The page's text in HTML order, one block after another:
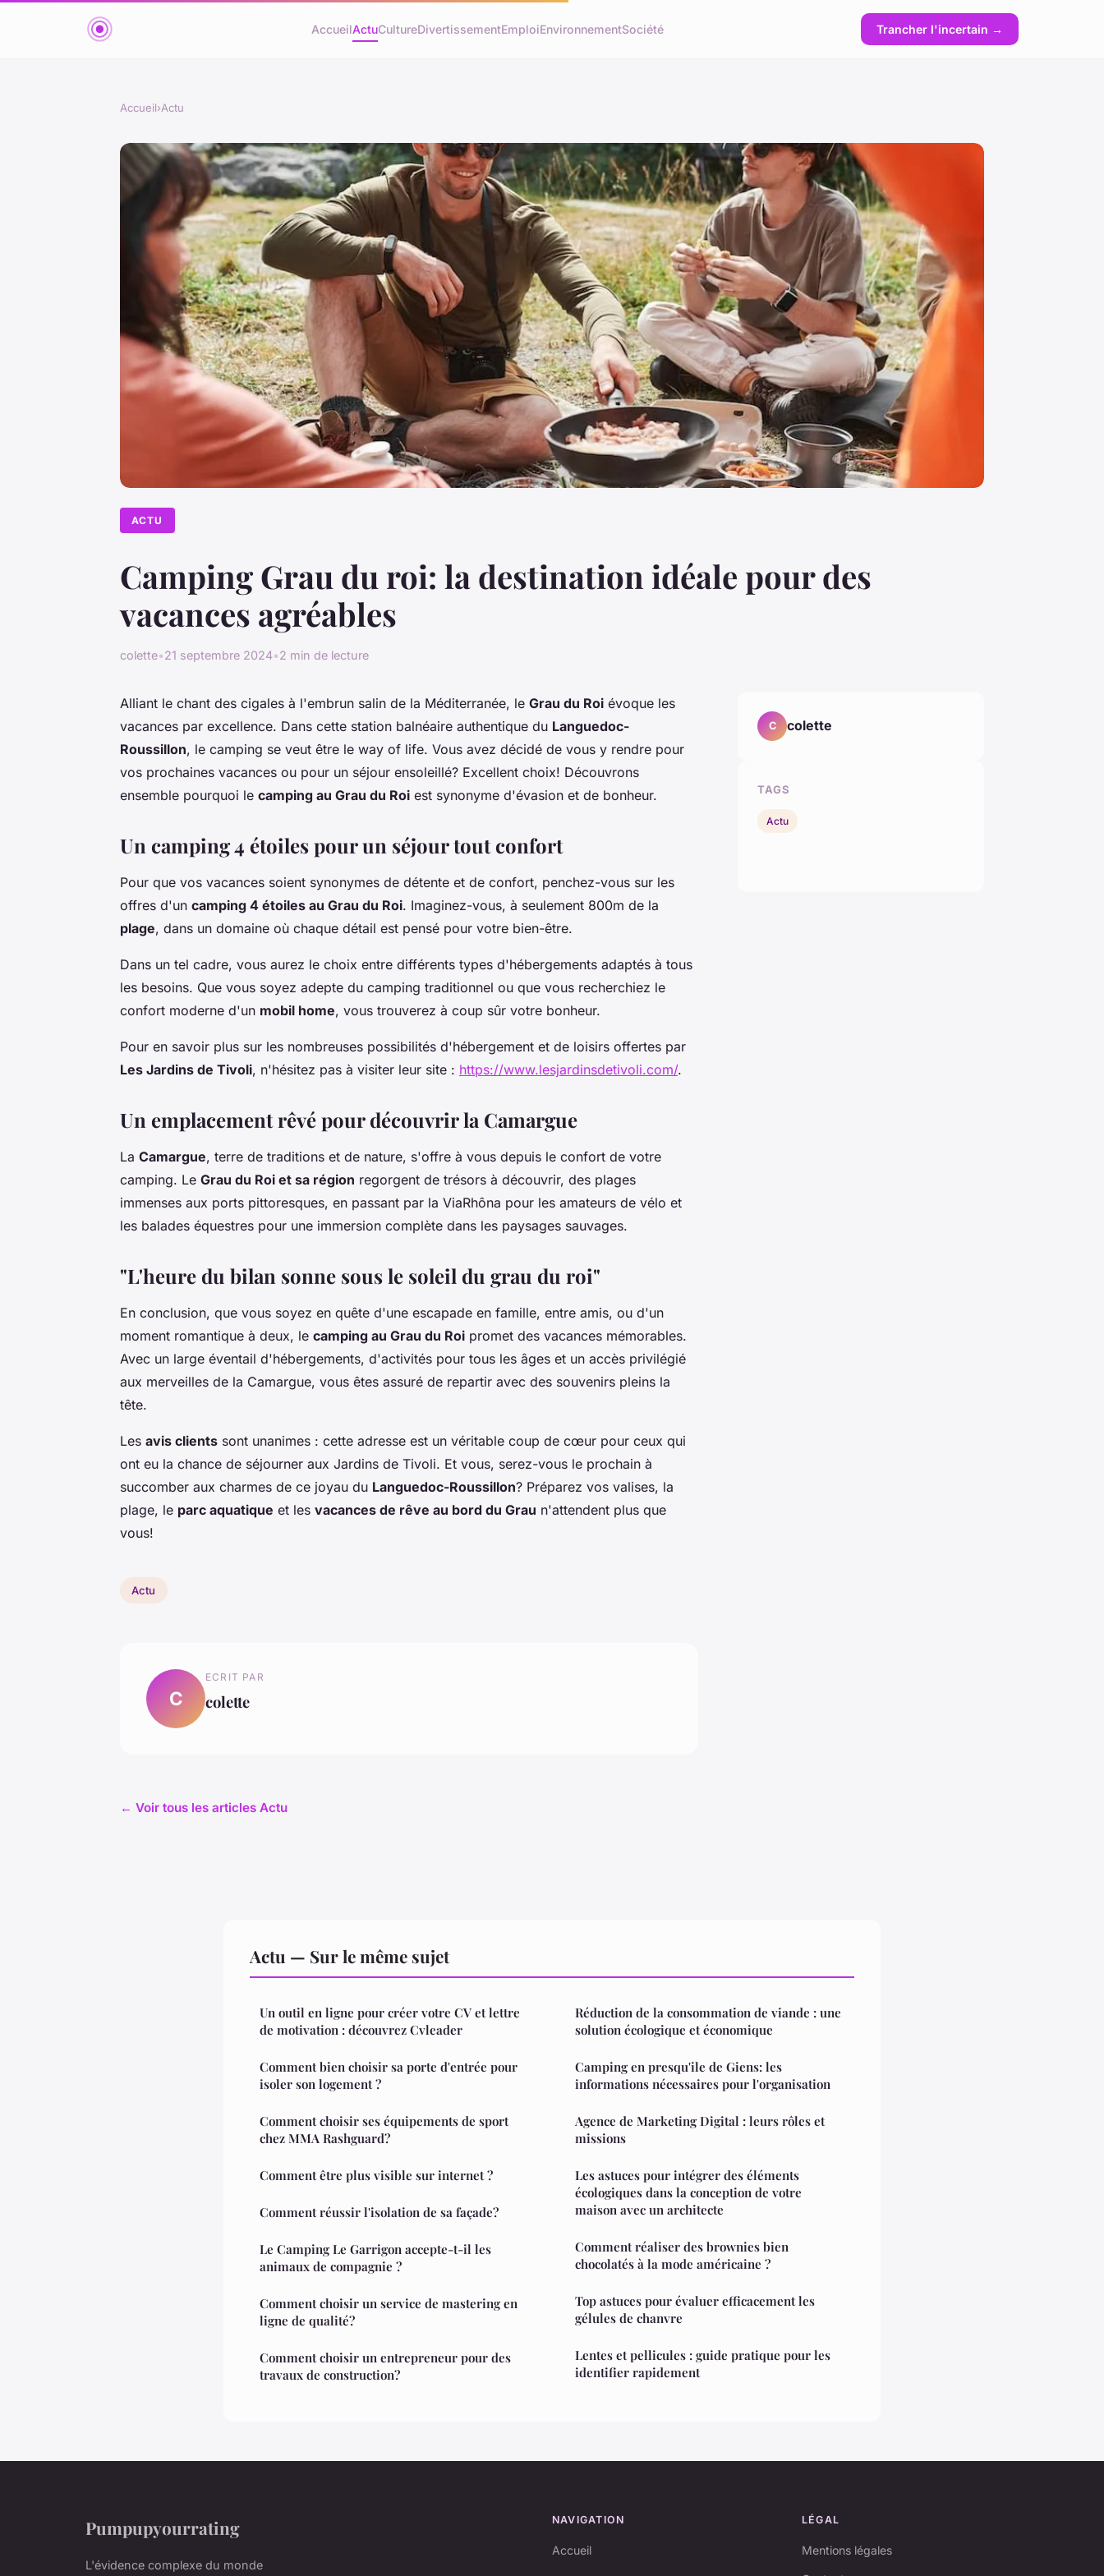
AccueilActuCultureDivertissementEmploiEnvironnementSociété Trancher l'incertain →
Accueil›Actu
ACTU
Camping Grau du roi: la destination idéale pour des
vacances agréables
colette•21 septembre 2024•2 min de lecture
Alliant le chant des cigales à l'embrun salin de la Méditerranée, le Grau du Roi évoque les
vacances par excellence. Dans cette station balnéaire authentique du Languedoc-
Roussillon, le camping se veut être le way of life. Vous avez décidé de vous y rendre pour
vos prochaines vacances ou pour un séjour ensoleillé? Excellent choix! Découvrons
ensemble pourquoi le camping au Grau du Roi est synonyme d'évasion et de bonheur.
Un camping 4 étoiles pour un séjour tout confort
Pour que vos vacances soient synonymes de détente et de confort, penchez-vous sur les
offres d'un camping 4 étoiles au Grau du Roi. Imaginez-vous, à seulement 800m de la
plage, dans un domaine où chaque détail est pensé pour votre bien-être.
Dans un tel cadre, vous aurez le choix entre différents types d'hébergements adaptés à tous
les besoins. Que vous soyez adepte du camping traditionnel ou que vous recherchiez le
confort moderne d'un mobil home, vous trouverez à coup sûr votre bonheur.
Pour en savoir plus sur les nombreuses possibilités d'hébergement et de loisirs offertes par
Les Jardins de Tivoli, n'hésitez pas à visiter leur site : https://www.lesjardinsdetivoli.com/.
Un emplacement rêvé pour découvrir la Camargue
La Camargue, terre de traditions et de nature, s'offre à vous depuis le confort de votre
camping. Le Grau du Roi et sa région regorgent de trésors à découvrir, des plages
immenses aux ports pittoresques, en passant par la ViaRhôna pour les amateurs de vélo et
les balades équestres pour une immersion complète dans les paysages sauvages.
"L'heure du bilan sonne sous le soleil du grau du roi"
En conclusion, que vous soyez en quête d'une escapade en famille, entre amis, ou d'un
moment romantique à deux, le camping au Grau du Roi promet des vacances mémorables.
Avec un large éventail d'hébergements, d'activités pour tous les âges et un accès privilégié
aux merveilles de la Camargue, vous êtes assuré de repartir avec des souvenirs pleins la
tête.
Les avis clients sont unanimes : cette adresse est un véritable coup de cœur pour ceux qui
ont eu la chance de séjourner aux Jardins de Tivoli. Et vous, serez-vous le prochain à
succomber aux charmes de ce joyau du Languedoc-Roussillon? Préparez vos valises, la
plage, le parc aquatique et les vacances de rêve au bord du Grau n'attendent plus que
vous!
Actu
C
ECRIT PAR
colette
← Voir tous les articles Actu
C colette
TAGS
Actu
Actu — Sur le même sujet
Un outil en ligne pour créer votre CV et lettre
de motivation : découvrez Cvleader
Comment bien choisir sa porte d'entrée pour
isoler son logement ?
Comment choisir ses équipements de sport
chez MMA Rashguard?
Comment être plus visible sur internet ?
Comment réussir l'isolation de sa façade?
Le Camping Le Garrigon accepte-t-il les
animaux de compagnie ?
Comment choisir un service de mastering en
ligne de qualité?
Comment choisir un entrepreneur pour des
travaux de construction?
Réduction de la consommation de viande : une
solution écologique et économique
Camping en presqu'ile de Giens: les
informations nécessaires pour l'organisation
Agence de Marketing Digital : leurs rôles et
missions
Les astuces pour intégrer des éléments
écologiques dans la conception de votre
maison avec un architecte
Comment réaliser des brownies bien
chocolatés à la mode américaine ?
Top astuces pour évaluer efficacement les
gélules de chanvre
Lentes et pellicules : guide pratique pour les
identifier rapidement
Pumpupyourrating
L'évidence complexe du monde
NAVIGATION
Accueil
LÉGAL
Mentions légales